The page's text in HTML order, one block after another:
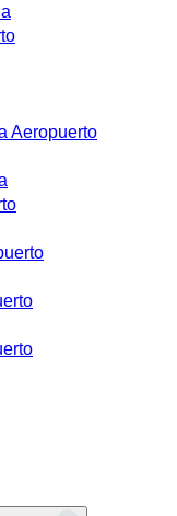
Aeropuerto